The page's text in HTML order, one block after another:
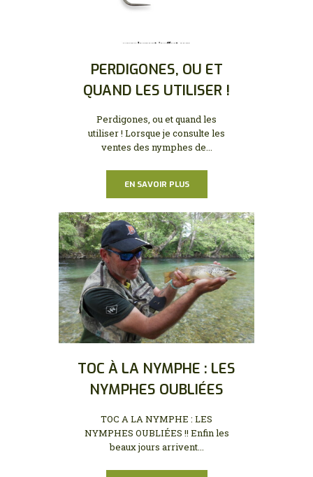
PERDIGONES, OU ET
QUAND LES UTILISER !
Perdigones, ou et quand les
utiliser ! Lorsque je consulte les
ventes des nymphes de...
EN SAVOIR PLUS
TOC À LA NYMPHE : LES
NYMPHES OUBLIÉES
TOC A LA NYMPHE : LES
NYMPHES OUBLIÉES !! Enfin les
beaux jours arrivent...